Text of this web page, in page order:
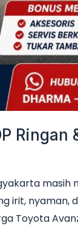
masih
irit, nyaman,
Toyota